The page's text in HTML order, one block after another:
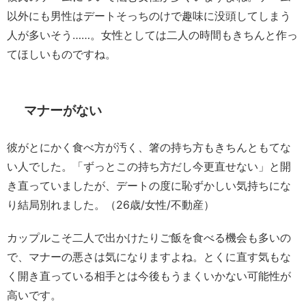
以外にも男性はデートそっちのけで趣味に没頭してしまう
人が多いそう……。女性としては二人の時間もきちんと作っ
てほしいものですね。
マナーがない
彼がとにかく食べ方が汚く、箸の持ち方もきちんともてな
い人でした。「ずっとこの持ち方だし今更直せない」と開
き直っていましたが、デートの度に恥ずかしい気持ちにな
り結局別れました。（26歳/女性/不動産）
カップルこそ二人で出かけたりご飯を食べる機会も多いの
で、マナーの悪さは気になりますよね。とくに直す気もな
く開き直っている相手とは今後もうまくいかない可能性が
高いです。